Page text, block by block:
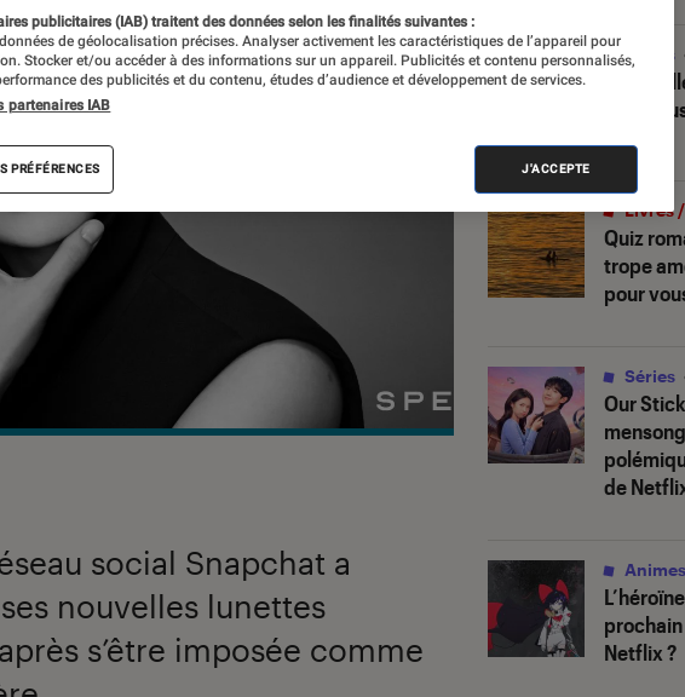
social Snapchat a
nouvelles lunettes
s’être imposée comme
Les
2026
Séries
Quiz
trope
pour
Livres /
Our
de
Séries
Netflix ?
Animes
publicitaires (IAB) traitent des données selon les finalités suivantes :
de géolocalisation précises. Analyser activement les caractéristiques de l’appareil pour
Stocker et/ou accéder à des informations sur un appareil. Publicités et contenu personnalisés,
des publicités et du contenu, études d’audience et développement de services.
partenaires IAB
PRÉFÉRENCES J'ACCEPTE